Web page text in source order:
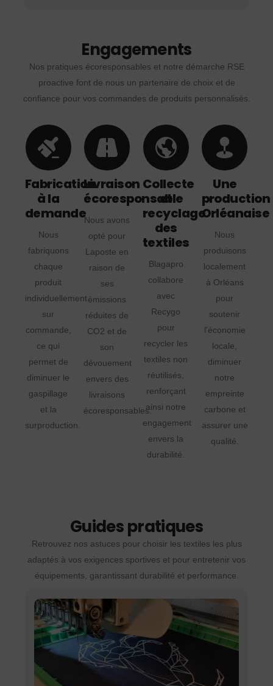
Engagements
Nos pratiques écoresponsables et notre démarche RSE
proactive font de nous un partenaire de choix et de
confiance pour vos commandes de produits personnalisés.
Fabrication
à la
demande
Nous
fabriquons
chaque
produit
individuellement
sur
commande,
ce qui
permet de
diminuer le
gaspillage
et la
surproduction.
Livraison
écoresponsable
Nous avons
opté pour
Laposte en
raison de
ses
émissions
réduites de
CO2 et de
son
dévouement
envers des
livraisons
écoresponsables.
Collecte
et
recyclage
des
textiles
Blagapro
collabore
avec
Recygo
pour
recycler les
textiles non
réutilisés,
renforçant
ainsi notre
engagement
envers la
durabilité.
Une
production
Orléanaise
Nous
produisons
localement
à Orléans
pour
soutenir
l'économie
locale,
diminuer
notre
empreinte
carbone et
assurer une
qualité.
Guides pratiques
Retrouvez nos astuces pour choisir les textiles les plus
adaptés à vos exigences sportives et pour entretenir vos
équipements, garantissant durabilité et performance.